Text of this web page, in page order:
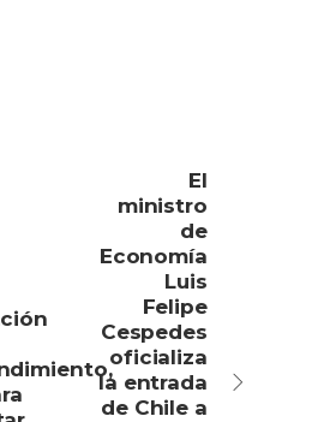
El
ministro
de
Economía
Luis
Felipe
Cespedes
oficializa
la entrada
de Chile a